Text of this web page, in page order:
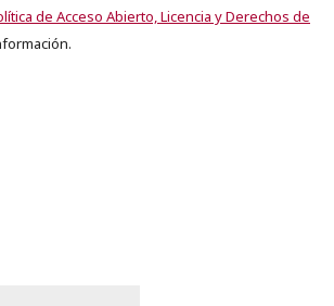
de Acceso Abierto, Licencia y Derechos de